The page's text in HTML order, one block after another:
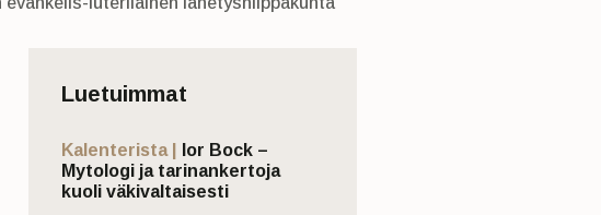
Luetuimmat
Kalenterista |
Ior Bock –
Mytologi ja tarinankertoja
kuoli väkivaltaisesti